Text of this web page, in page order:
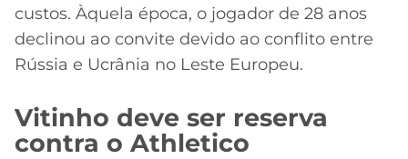
custos. Àquela época, o jogador de 28 anos
declinou ao convite devido ao conflito entre
Rússia e Ucrânia no Leste Europeu.
Vitinho deve ser reserva
contra o Athletico